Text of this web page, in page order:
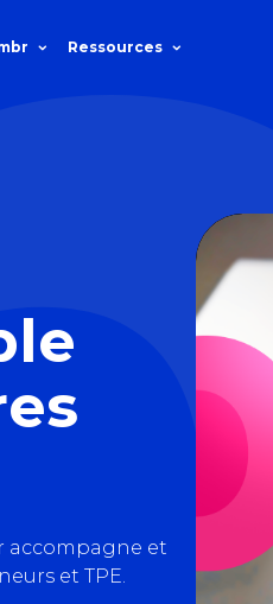
Ressources
accompagne et
et TPE.